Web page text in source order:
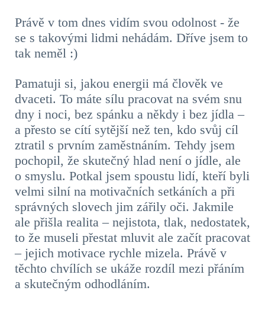
Právě v tom dnes vidím svou odolnost - že
se s takovými lidmi nehádám. Dříve jsem to
tak neměl :)
Pamatuji si, jakou energii má člověk ve
dvaceti. To máte sílu pracovat na svém snu
dny i noci, bez spánku a někdy i bez jídla –
a přesto se cítí sytější než ten, kdo svůj cíl
ztratil s prvním zaměstnáním. Tehdy jsem
pochopil, že skutečný hlad není o jídle, ale
o smyslu. Potkal jsem spoustu lidí, kteří byli
velmi silní na motivačních setkáních a při
správných slovech jim zářily oči. Jakmile
ale přišla realita – nejistota, tlak, nedostatek,
to že museli přestat mluvit ale začít pracovat
– jejich motivace rychle mizela. Právě v
těchto chvílích se ukáže rozdíl mezi přáním
a skutečným odhodláním.